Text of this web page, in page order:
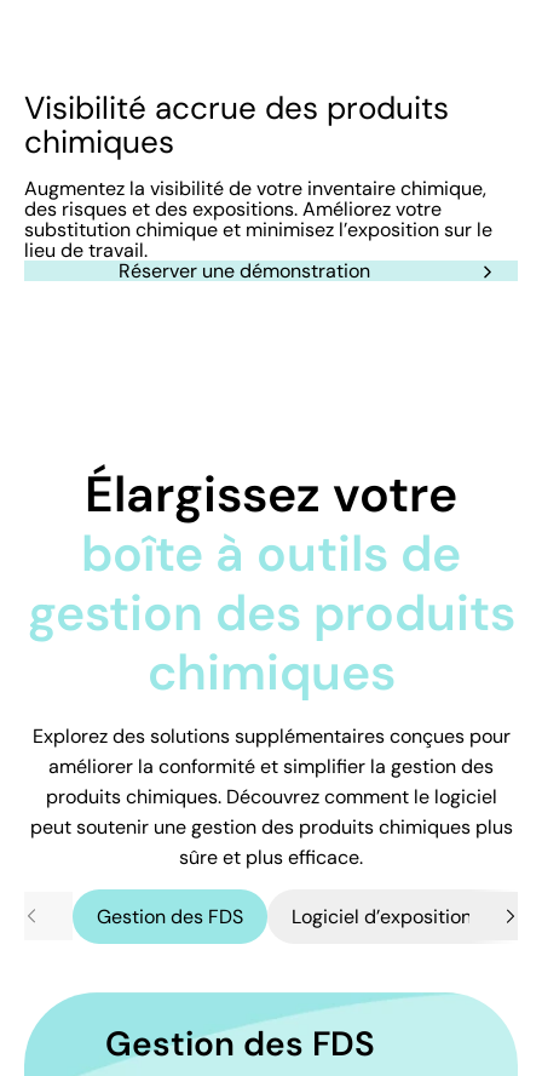
Visibilité accrue des produits
chimiques
Augmentez la visibilité de votre inventaire chimique,
des risques et des expositions. Améliorez votre
substitution chimique et minimisez l’exposition sur le
lieu de travail.
Réserver une démonstration
Élargissez votre
boîte à outils de
gestion des produits
chimiques
Explorez des solutions supplémentaires conçues pour
améliorer la conformité et simplifier la gestion des
produits chimiques. Découvrez comment le logiciel
peut soutenir une gestion des produits chimiques plus
sûre et plus efficace.
Gestion des FDS Logiciel d’exposition
Scroll Tabs Right
Gestion des FDS